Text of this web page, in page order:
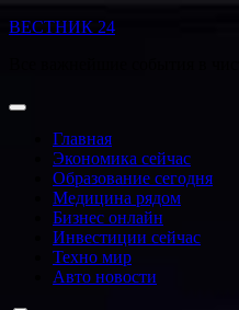
Перейти
ВЕСТНИК 24
Главная
Экономика сейчас
Образование сегодня
Медицина рядом
Бизнес онлайн
Инвестиции сейчас
Техно мир
Авто новости